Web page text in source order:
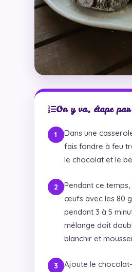
On y va, étape par
Dans une
fais fondre à feu
le chocolat et le
Pendant ce
œufs avec les 80
pendant 3 à 5
mélange doit
blanchir et
Ajoute le